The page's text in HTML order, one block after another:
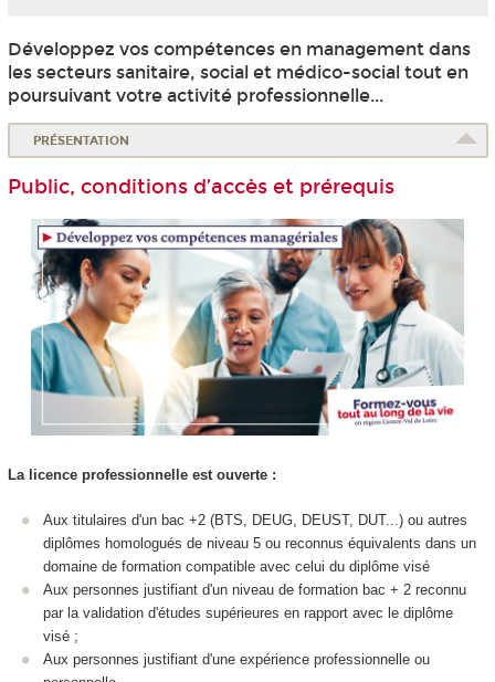
Développez vos compétences en management dans
les secteurs sanitaire, social et médico-social tout en
poursuivant votre activité professionnelle...
PRÉSENTATION
Public, conditions d’accès et prérequis
La licence professionnelle est ouverte :
Aux titulaires d'un bac +2 (BTS, DEUG, DEUST, DUT...) ou autres
diplômes homologués de niveau 5 ou reconnus équivalents dans un
domaine de formation compatible avec celui du diplôme visé
Aux personnes justifiant d'un niveau de formation bac + 2 reconnu
par la validation d'études supérieures en rapport avec le diplôme
visé ;
Aux personnes justifiant d'une expérience professionnelle ou